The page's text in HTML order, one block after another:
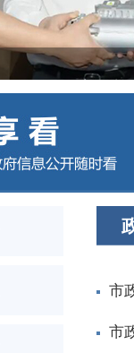
分行行长邹致师
术奖获得者陈立泉院
成立
市
市